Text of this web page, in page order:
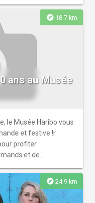
explore 18.7 km
ans au Musée
le Musée Haribo vous
et festive !r
profiter
et de
explore 24.9 km